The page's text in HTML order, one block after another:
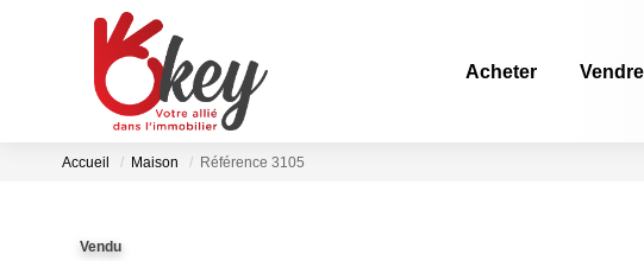
Acheter Vendre
Accueil Maison Référence 3105
Vendu